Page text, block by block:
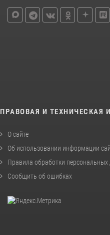
ПРАВОВАЯ И ТЕХНИЧЕСКАЯ
О сайте
Об использовании информации
Правила обработки
Сообщить об ошибках